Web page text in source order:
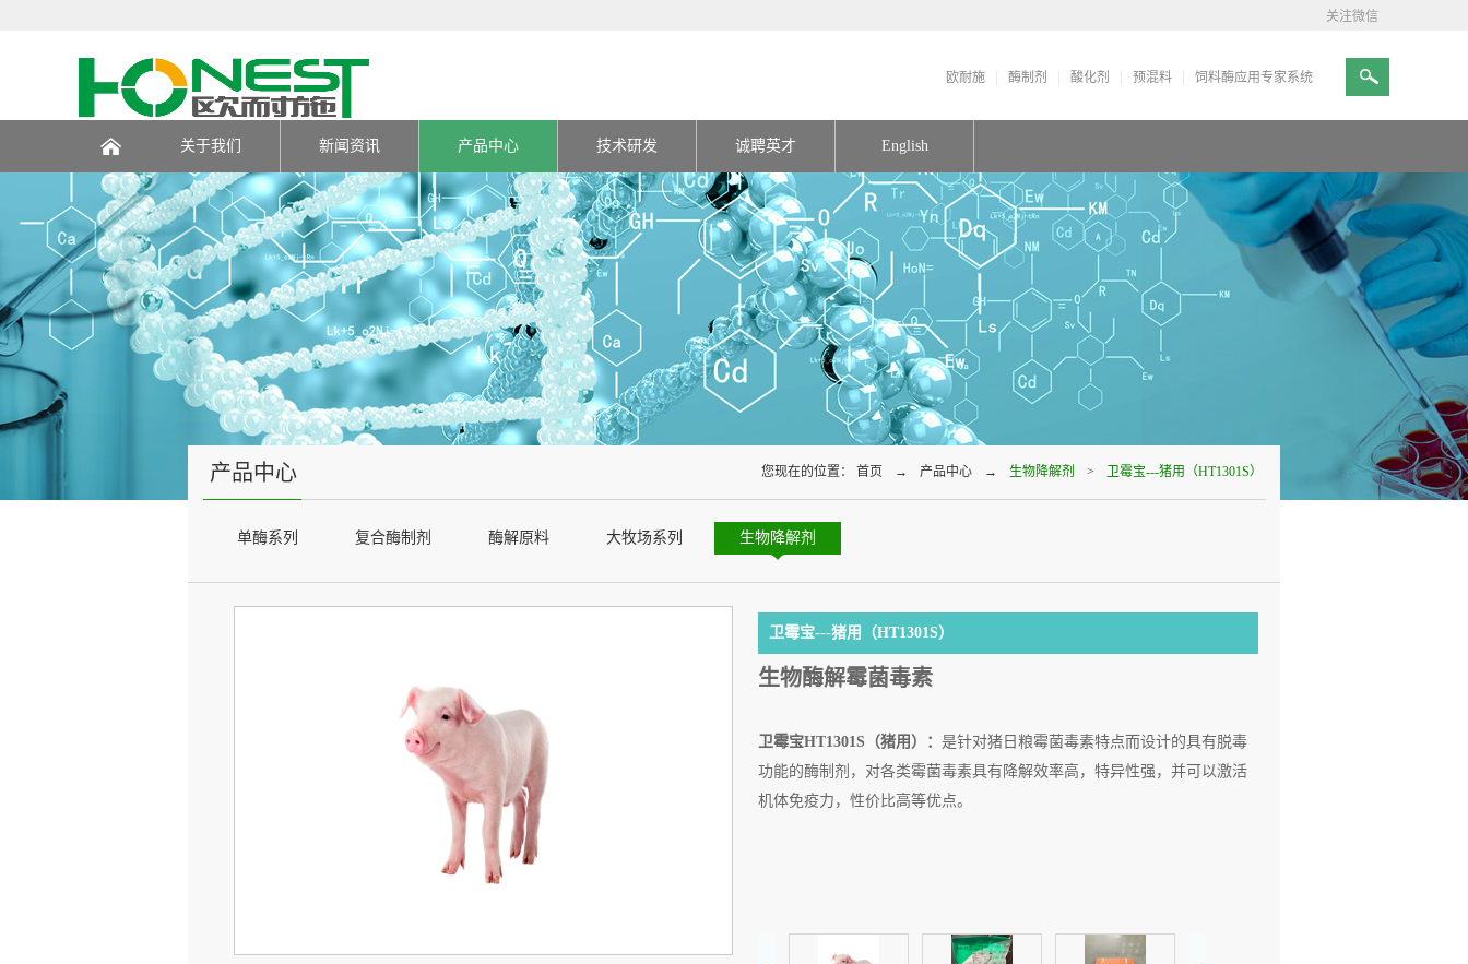
欧耐施 酶制剂 酸化剂 预混料 饲料酶应用专家系统
关注微信
页
关于我们 新闻资讯 产品中心 技术研发 诚聘英才 English
产品中心
单酶系列 复合酶制剂 酶解原料 大牧场系列 生物降解剂
您现在的位置： 首页 → 产品中心 → 生物降解剂 > 卫霉宝---猪用（HT1301S）
卫霉宝---猪用（HT1301S）
生物酶解霉菌毒素
卫霉宝HT1301S（猪用）： 是针对猪日粮霉菌毒素特点而设计的具有脱毒
功能的酶制剂，对各类霉菌毒素具有降解效率高，特异性强，并可以激活
机体免疫力，性价比高等优点。